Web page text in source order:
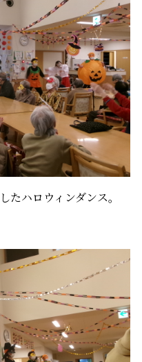
ハロウィンダンス。